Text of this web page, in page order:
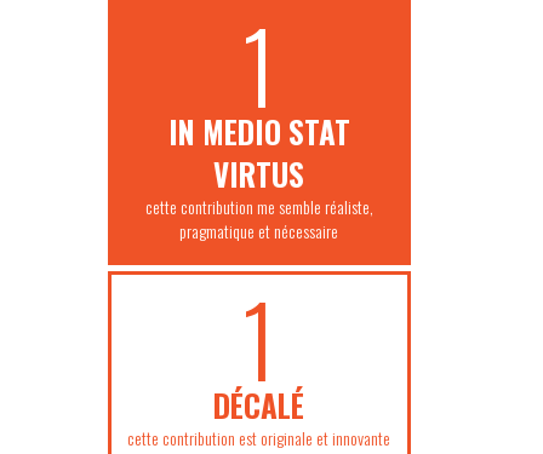
1
IN MEDIO STAT
VIRTUS
cette contribution me semble réaliste,
pragmatique et nécessaire
1
DÉCALÉ
cette contribution est originale et innovante